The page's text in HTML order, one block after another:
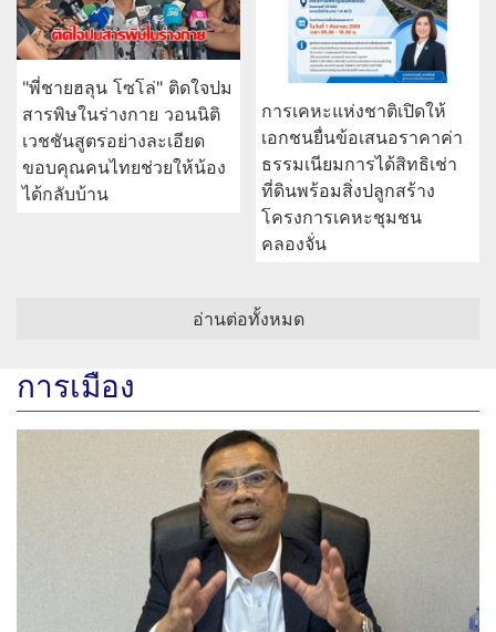
"พี่ชายฮลุน โซโล่" ติดใจปม
สารพิษในร่างกาย วอนนิติ
เวชชันสูตรอย่างละเอียด
ขอบคุณคนไทยช่วยให้น้อง
ได้กลับบ้าน
การเคหะแห่งชาติเปิดให้
เอกชนยื่นข้อเสนอราคาค่า
ธรรมเนียมการได้สิทธิเช่า
ที่ดินพร้อมสิ่งปลูกสร้าง
โครงการเคหะชุมชน
คลองจั่น
อ่านต่อทั้งหมด
การเมือง